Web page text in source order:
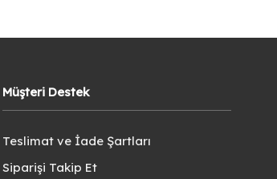
Müşteri Destek
Teslimat ve İade Şartları
Siparişi Takip Et